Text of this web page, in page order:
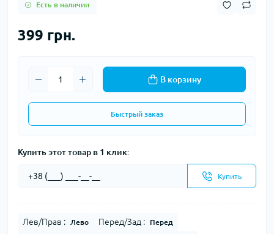
Есть в наличии
399 грн.
В корзину
Быстрый заказ
Купить этот товар в 1 клик:
Купить
Лев/Прав : Лево Перед/Зад : Перед